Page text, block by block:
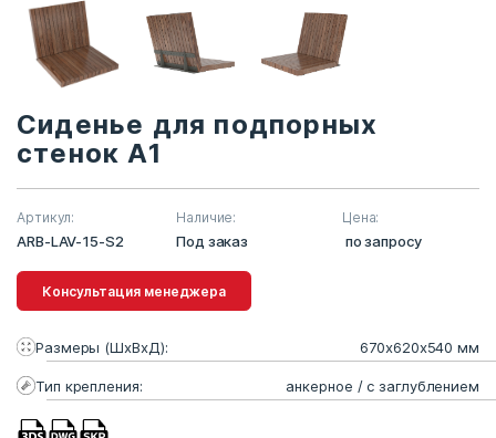
Сиденье для подпорных
стенок А1
Артикул:
ARB-LAV-15-S2
Наличие:
Под заказ
Цена:
по запросу
Консультация менеджера
Размеры (ШхВхД): 670х620х540 мм
Тип крепления: анкерное / с заглублением